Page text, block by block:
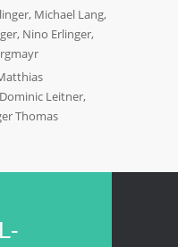
Michael Lang,
Nino Erlinger,
Leitner,
Thomas